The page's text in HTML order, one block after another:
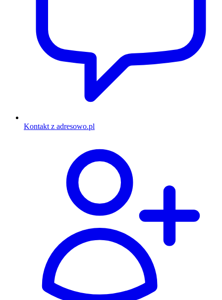
Kontakt z adresowo.pl